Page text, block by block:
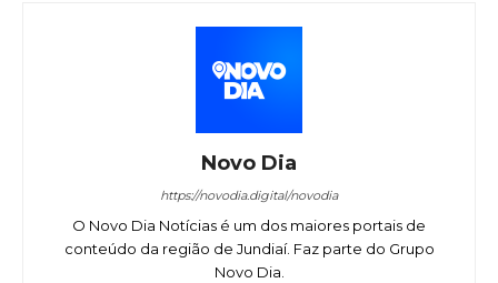
Novo Dia
https://novodia.digital/novodia
O Novo Dia Notícias é um dos maiores portais de
conteúdo da região de Jundiaí. Faz parte do Grupo
Novo Dia.